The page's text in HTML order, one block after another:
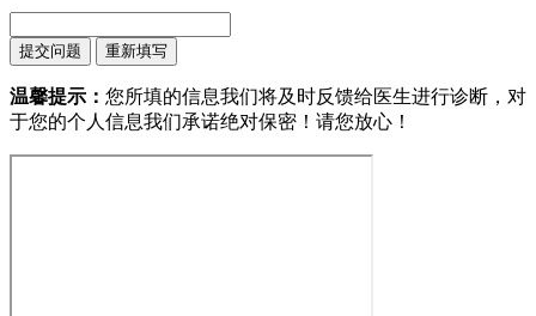
温馨提示： 您所填的信息我们将及时反馈给医生进行诊断，对
于您的个人信息我们承诺绝对保密！请您放心！